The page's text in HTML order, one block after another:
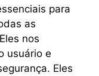
para
as
nos
usuário e
Eles